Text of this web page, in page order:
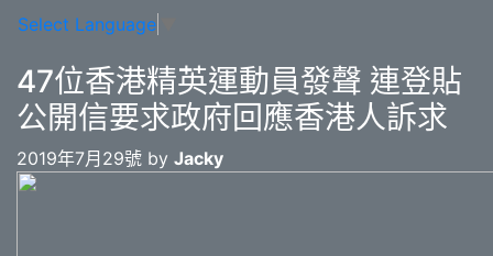
Select Language
47位香港精英運動員發聲 連登貼
公開信要求政府回應香港人訴求
2019年7月29號 by Jacky